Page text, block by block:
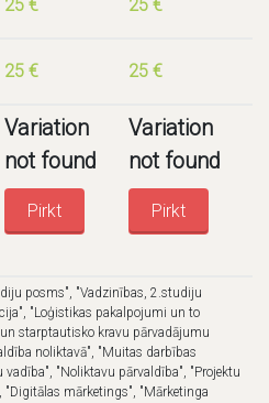
25 € 25 €
25 € 25 €
Variation
not found
Variation
not found
Pirkt Pirkt
posms", "Vadzinības, 2.studiju
"Loģistikas pakalpojumi un to
starptautisko kravu pārvadājumu
noliktavā", "Muitas darbības
"Noliktavu pārvaldība", "Projektu
mārketings", "Mārketinga